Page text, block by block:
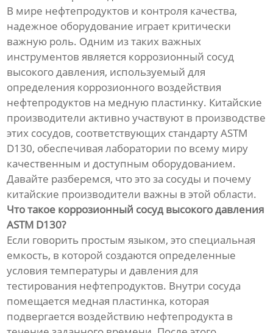
В мире нефтепродуктов и контроля качества,
надежное оборудование играет критически
важную роль. Одним из таких важных
инструментов является коррозионный сосуд
высокого давления, используемый для
определения коррозионного воздействия
нефтепродуктов на медную пластинку. Китайские
производители активно участвуют в производстве
этих сосудов, соответствующих стандарту ASTM
D130, обеспечивая лаборатории по всему миру
качественным и доступным оборудованием.
Давайте разберемся, что это за сосуды и почему
китайские производители важны в этой области.
Что такое коррозионный сосуд высокого давления
ASTM D130?
Если говорить простым языком, это специальная
емкость, в которой создаются определенные
условия температуры и давления для
тестирования нефтепродуктов. Внутри сосуда
помещается медная пластинка, которая
подвергается воздействию нефтепродукта в